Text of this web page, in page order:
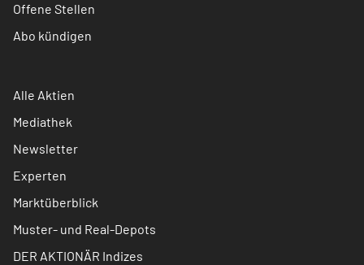
Offene Stellen
Abo kündigen
Alle Aktien
Mediathek
Newsletter
Experten
Marktüberblick
Muster- und Real-Depots
DER AKTIONÄR Indizes